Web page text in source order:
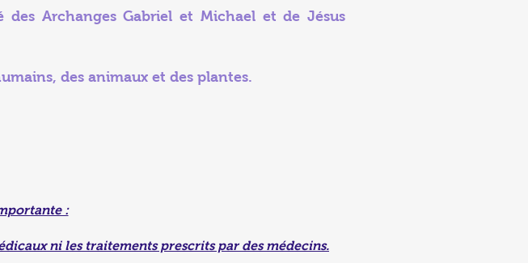
Archanges Gabriel et Michael et de Jésus
des animaux et des plantes.
:
ni les traitements prescrits par des médecins.